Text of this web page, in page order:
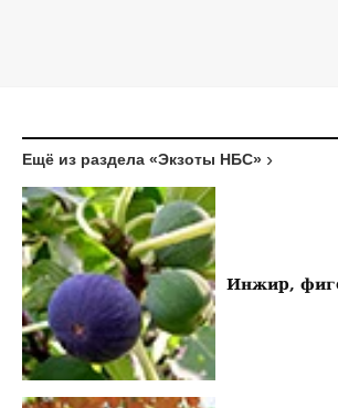
Ещё из раздела «Экзоты НБС»
Инжир,